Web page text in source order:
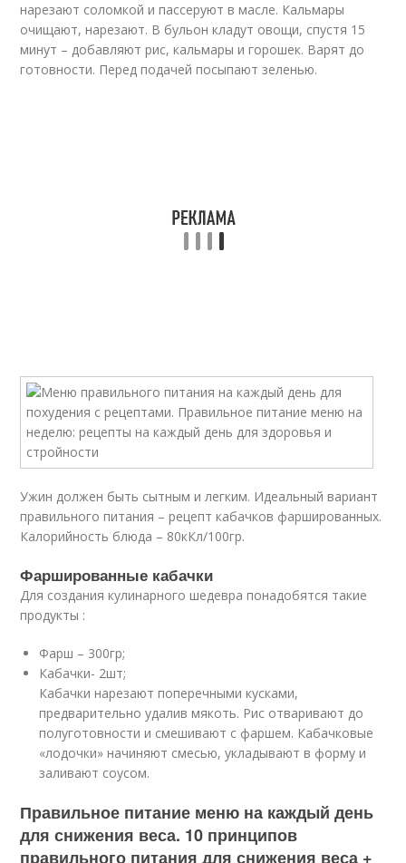
нарезают соломкой и пассеруют в масле. Кальмары
очищают, нарезают. В бульон кладут овощи, спустя 15
минут – добавляют рис, кальмары и горошек. Варят до
готовности. Перед подачей посыпают зеленью.
Ужин должен быть сытным и легким. Идеальный вариант
правильного питания – рецепт кабачков фаршированных.
Калорийность блюда – 80кКл/100гр.
Фаршированные кабачки
Для создания кулинарного шедевра понадобятся такие
продукты :
Фарш – 300гр;
Кабачки- 2шт;
Кабачки нарезают поперечными кусками,
предварительно удалив мякоть. Рис отваривают до
полуготовности и смешивают с фаршем. Кабачковые
«лодочки» начиняют смесью, укладывают в форму и
заливают соусом.
Правильное питание меню на каждый день
для снижения веса. 10 принципов
правильного питания для снижения веса +